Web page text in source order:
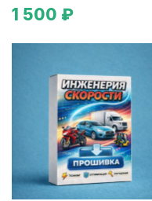
1 500 ₽